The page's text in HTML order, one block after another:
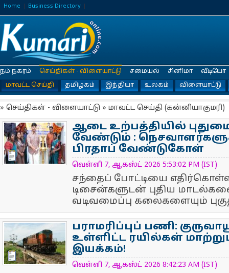
Home Business Directory
நம் நகரம்
செய்திகள் - விளையாட்டு
மாவட்ட செய்தி
தமிழகம் இந்தியா உலகம் விளையாட்டு
சமையல் சினிமா வீடியோ
» செய்திகள் - விளையாட்டு » மாவட்ட செய்தி (கன்னியாகுமரி)
NewsIcon
ஆடை உற்பத்தியில்
வேண்டும் :
பிரதாப் வேண்டுகோள்
வெள்ளி 7, ஆகஸ்ட் 2026 5:53:02 PM (IST)
சந்தைப் போட்டியை
டிசைன்களுடன் புதிய
வடிவமைப்பு கலைகளையும்
NewsIcon
பராமரிப்புப் பணி:
உள்ளிட்ட ரயில்கள்
இயக்கம்!
வெள்ளி 7, ஆகஸ்ட் 2026 8:42:23 AM (IST)